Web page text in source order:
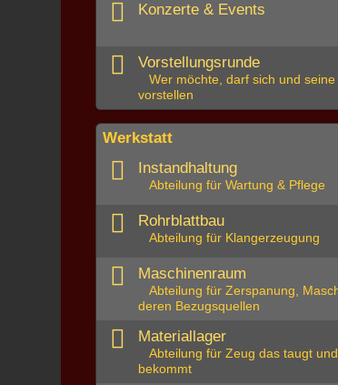
Konzerte & Events
Vorstellungsrunde
Wer möchte, darf sich und
vorstellen
Werkstatt
Instandhaltung
Abteilung für Wartung & Pflege
Rohrblattbau
Abteilung für Klangerzeugung
Maschinenraum
Abteilung für Zerspanung,
deren Bezugsquellen
Materiallager
Abteilung für Zeug das taugt
bekommt